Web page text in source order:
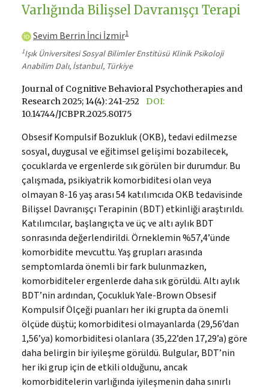
Varlığında Bilişsel Davranışçı Terapi
Sevim Berrin İnci İzmir1
1Işık Üniversitesi Sosyal Bilimler Enstitüsü Klinik Psikoloji
Anabilim Dalı, İstanbul, Türkiye
Journal of Cognitive Behavioral Psychotherapies and
Research 2025; 14(4): 241-252
DOI:
10.14744/JCBPR.2025.80175
Obsesif Kompulsif Bozukluk (OKB), tedavi edilmezse
sosyal, duygusal ve eğitimsel gelişimi bozabilecek,
çocuklarda ve ergenlerde sık görülen bir durumdur. Bu
çalışmada, psikiyatrik komorbiditesi olan veya
olmayan 8-16 yaş arası 54 katılımcıda OKB tedavisinde
Bilişsel Davranışçı Terapinin (BDT) etkinliği araştırıldı.
Katılımcılar, başlangıçta ve üç ve altı aylık BDT
sonrasında değerlendirildi. Örneklemin %57,4’ünde
komorbidite mevcuttu. Yaş grupları arasında
semptomlarda önemli bir fark bulunmazken,
komorbiditeler ergenlerde daha sık görüldü. Altı aylık
BDT’nin ardından, Çocukluk Yale-Brown Obsesif
Kompulsif Ölçeği puanları her iki grupta da önemli
ölçüde düştü; komorbiditesi olmayanlarda (29,56’dan
1,56’ya) komorbiditesi olanlara (35,22’den 17,29’a) göre
daha belirgin bir iyileşme görüldü. Bulgular, BDT’nin
her iki grup için de etkili olduğunu, ancak
komorbiditelerin varlığında iyileşmenin daha sınırlı